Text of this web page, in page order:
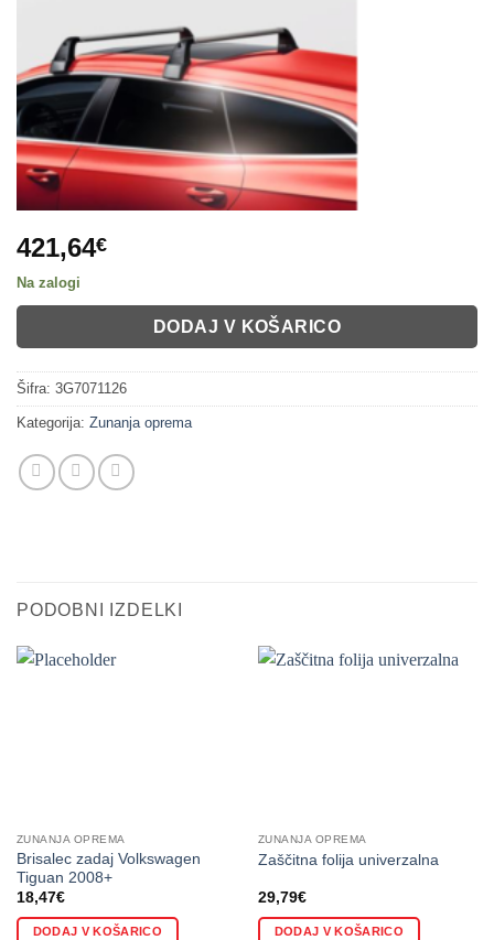
421,64€
Na zalogi
DODAJ V KOŠARICO
Šifra: 3G7071126
Kategorija: Zunanja oprema
PODOBNI IZDELKI
ZUNANJA OPREMA
Brisalec zadaj Volkswagen
Tiguan 2008+
18,47€
DODAJ V KOŠARICO
ZUNANJA OPREMA
Zaščitna folija univerzalna
29,79€
DODAJ V KOŠARICO